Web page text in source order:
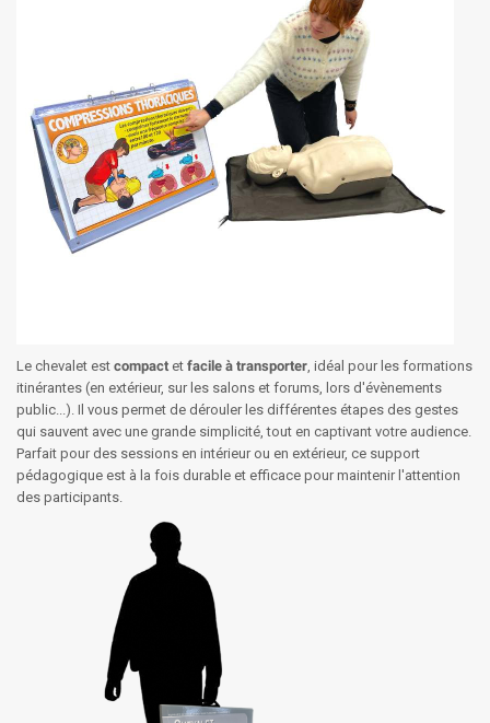
Le chevalet est compact et facile à transporter , idéal pour les formations
itinérantes (en extérieur, sur les salons et forums, lors d'évènements
public...). Il vous permet de dérouler les différentes étapes des gestes
qui sauvent avec une grande simplicité, tout en captivant votre audience.
Parfait pour des sessions en intérieur ou en extérieur, ce support
pédagogique est à la fois durable et efficace pour maintenir l'attention
des participants.